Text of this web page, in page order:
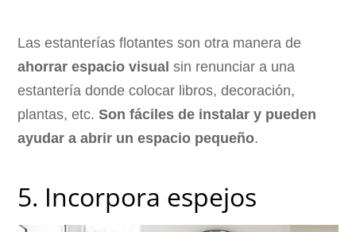
Las estanterías flotantes son otra manera de
ahorrar espacio visual sin renunciar a una
estantería donde colocar libros, decoración,
plantas, etc.Son fáciles de instalar y pueden
ayudar a abrir un espacio pequeño.
5. Incorpora espejos